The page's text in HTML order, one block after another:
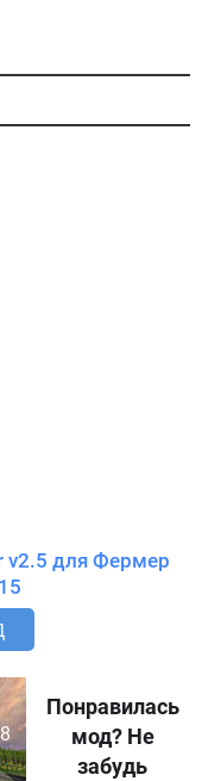
v2.5 для Фермер
2015
Понравилась
мод? Не
забудь